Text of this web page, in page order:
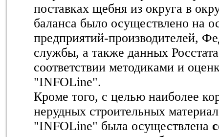
поставках щебня из округа в
баланса было осуществлено на
предприятий-производителей,
службы, а также данных
соответствии методиками и
"INFOLine".
Кроме того, с целью наиболее
нерудных строительных
"INFOLine" была осуществлена